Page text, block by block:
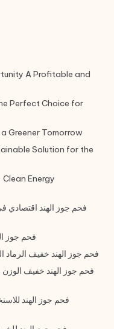
A Profitable and
Perfect Choice for
Greener Tomorrow
Solution for the
Energy
فحم جوز الهند اقتصادي
فحم جوز
فحم جوز الهند خفيف الرماد
فحم جوز الهند خفيف الوزن
فحم جوز الهند